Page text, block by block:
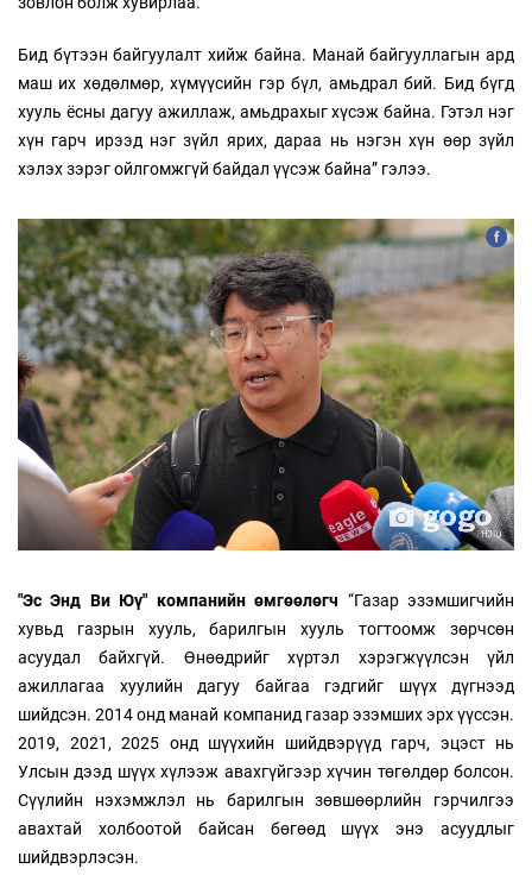
Бид бүтээн байгуулалт хийж байна. Манай байгууллагын ард
маш их хөдөлмөр, хүмүүсийн гэр бүл, амьдрал бий. Бид бүгд
хууль ёсны дагуу ажиллаж, амьдрахыг хүсэж байна. Гэтэл нэг
хүн гарч ирээд нэг зүйл ярих, дараа нь нэгэн хүн өөр зүйл
хэлэх зэрэг ойлгомжгүй байдал үүсэж байна” гэлээ.
"Эс Энд Ви Юү" компанийн өмгөөлөгч “Газар эзэмшигчийн
хувьд газрын хууль, барилгын хууль тогтоомж зөрчсөн
асуудал байхгүй. Өнөөдрийг хүртэл хэрэгжүүлсэн үйл
ажиллагаа хуулийн дагуу байгаа гэдгийг шүүх дүгнээд
шийдсэн. 2014 онд манай компанид газар эзэмших эрх үүссэн.
2019, 2021, 2025 онд шүүхийн шийдвэрүүд гарч, эцэст нь
Улсын дээд шүүх хүлээж авахгүйгээр хүчин төгөлдөр болсон.
Сүүлийн нэхэмжлэл нь барилгын зөвшөөрлийн гэрчилгээ
авахтай холбоотой байсан бөгөөд шүүх энэ асуудлыг
шийдвэрлэсэн.